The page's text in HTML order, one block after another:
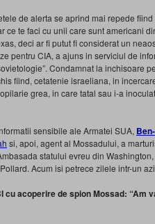
de alerta se aprind mai repede
ce te faci cu unii care sunt americani
deci ar fi putut fi considerat un
pentru CIA, a ajuns in serviciul de
Condamnat la inchisoare
fiind, cetatenie israeliana, in
grea, in care tatal sau i-a
sensibile ale Armatei SUA,
si, apoi, agent al Mossadului, a
statului evreu din Washington,
Acum isi petrece zilele intr-un
cu acoperire de spion Mossad: “Am